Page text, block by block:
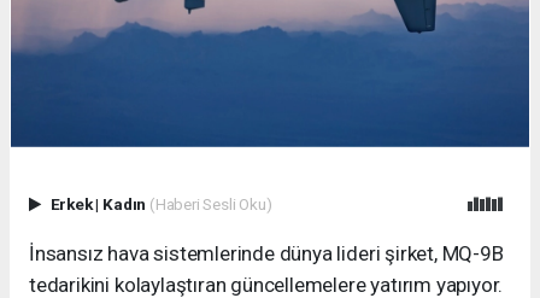
Erkek| Kadın (Haberi Sesli Oku)
İnsansız hava sistemlerinde dünya lideri şirket, MQ-9B
tedarikini kolaylaştıran güncellemelere yatırım yapıyor.